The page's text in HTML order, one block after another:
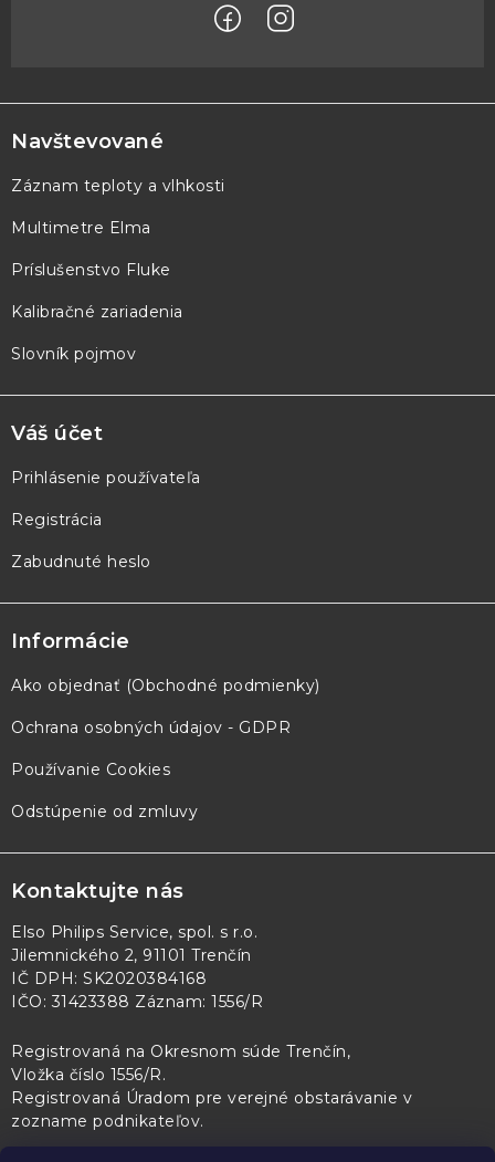
á
p
ä
e
Navštevované
Záznam teploty a vlhkosti
Multimetre Elma
Príslušenstvo Fluke
Kalibračné zariadenia
Slovník pojmov
Váš účet
Prihlásenie používateľa
Registrácia
Zabudnuté heslo
Informácie
Ako objednať (Obchodné podmienky)
Ochrana osobných údajov - GDPR
Používanie Cookies
Odstúpenie od zmluvy
Kontaktujte nás
Elso Philips Service, spol. s r.o.
Jilemnického 2, 91101 Trenčín
IČ DPH: SK2020384168
IČO: 31423388 Záznam: 1556/R
Registrovaná na Okresnom súde Trenčín,
Vložka číslo 1556/R.
Registrovaná Úradom pre verejné obstarávanie v
zozname podnikateľov.